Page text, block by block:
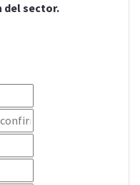
sector.